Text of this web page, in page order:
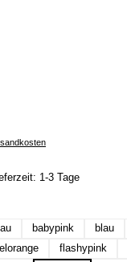
1-3 Tage
babypink blau
flashypink